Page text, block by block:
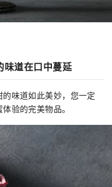
道在口中蔓延
味道如此美妙，您一定
验的完美物品。